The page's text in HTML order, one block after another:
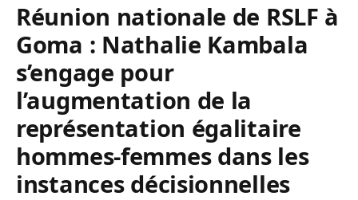
Réunion nationale de RSLF à
Goma : Nathalie Kambala
s’engage pour
l’augmentation de la
représentation égalitaire
hommes-femmes dans les
instances décisionnelles